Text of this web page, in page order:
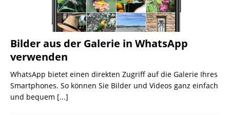
Bilder aus der Galerie in WhatsApp
verwenden
WhatsApp bietet einen direkten Zugriff auf die Galerie Ihres
Smartphones. So können Sie Bilder und Videos ganz einfach
und bequem [...]